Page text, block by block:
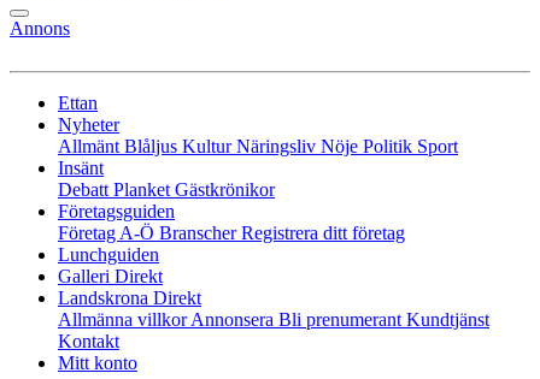
Annons
Ettan
Nyheter
Allmänt Blåljus KulturNäringsliv Nöje Politik Sport
Insänt
Debatt Planket Gästkrönikor
Företagsguiden
Företag A-Ö BranscherRegistrera ditt företag
Lunchguiden
Galleri Direkt
Landskrona Direkt
Allmänna villkorAnnonsera Bli prenumerant Kundtjänst
Kontakt
Mitt konto